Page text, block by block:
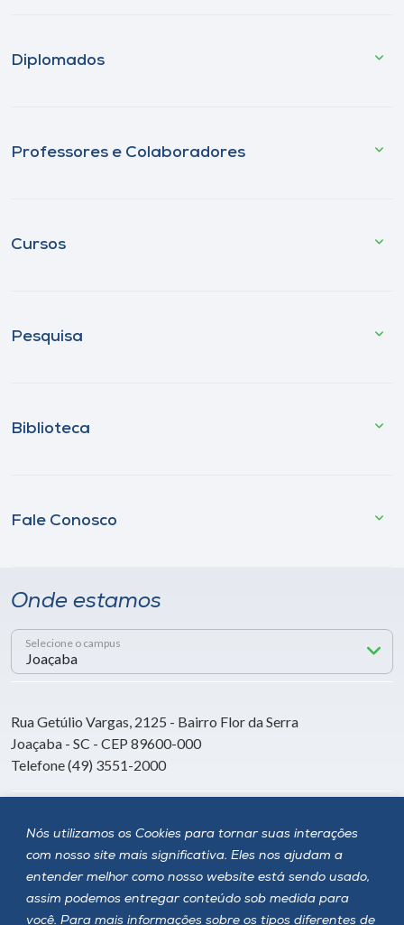
Nós utilizamos os Cookies para tornar suas interações
com nosso site mais significativa. Eles nos ajudam a
entender melhor como nosso website está sendo usado,
assim podemos entregar conteúdo sob medida para
você. Para mais informações sobre os tipos diferentes de
Diplomados
Professores e Colaboradores
Cursos
Pesquisa
Biblioteca
Fale Conosco
Onde estamos
Selecione o campus
Rua Getúlio Vargas, 2125 - Bairro Flor da Serra
Joaçaba - SC - CEP 89600-000
Telefone (49) 3551-2000
Siga a Unoesc